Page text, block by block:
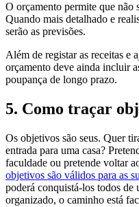
O orçamento permite que não
Quando mais detalhado e
serão as previsões.
Além de registar as receitas e
orçamento deve ainda incluir
poupança de longo prazo.
5. Como traçar
Os objetivos são seus. Quer
entrada para uma casa?
faculdade ou pretende voltar
objetivos são válidos para as
poderá conquistá-los todos de
organizado, o caminho está